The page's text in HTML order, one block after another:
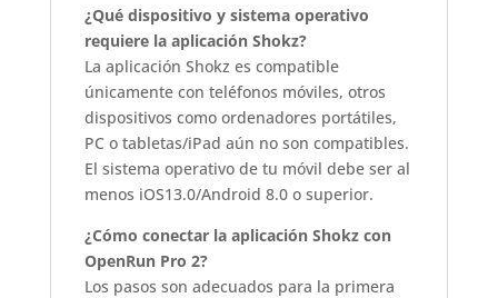
¿Qué dispositivo y sistema operativo
requiere la aplicación Shokz?
La aplicación Shokz es compatible
únicamente con teléfonos móviles, otros
dispositivos como ordenadores portátiles,
PC o tabletas/iPad aún no son compatibles.
El sistema operativo de tu móvil debe ser al
menos iOS13.0/Android 8.0 o superior.
¿Cómo conectar la aplicación Shokz con
OpenRun Pro 2?
Los pasos son adecuados para la primera